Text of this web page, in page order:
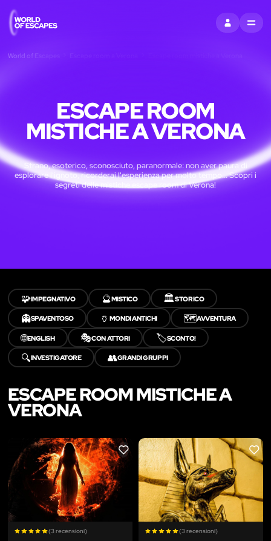
ACCEDIMENU
World of Escapes
ESCAPE ROOM
MISTICHE A VERONA
Strano, esoterico, sconosciuto, paranormale: non aver paura di
esplorare l'ignoto, ricorderai l'esperienza per molto tempo... Scopri i
segreti delle mistiche escape room di Verona!
🧩IMPEGNATIVO 🔮MISTICO 🏛️STORICO
👻SPAVENTOSO 🏺 MONDI ANTICHI 🗺️AVVENTURA
🌐ENGLISH 🎭CON ATTORI 🏷️SCONTO!
🔍INVESTIGATORE 👥GRANDI GRUPPI
ESCAPE ROOM MISTICHE A
VERONA
LIKE
(3 recensioni)
LIKE
(3 recensioni)